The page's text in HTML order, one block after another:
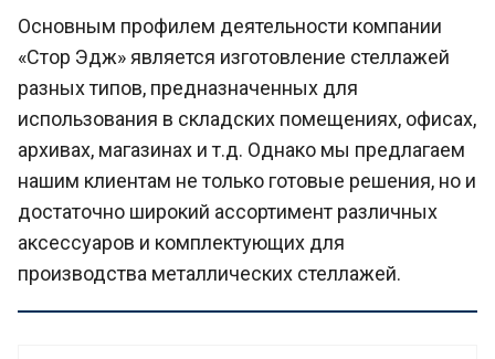
Основным профилем деятельности компании
«Стор Эдж» является изготовление стеллажей
разных типов, предназначенных для
использования в складских помещениях, офисах,
архивах, магазинах и т.д. Однако мы предлагаем
нашим клиентам не только готовые решения, но и
достаточно широкий ассортимент различных
аксессуаров и комплектующих для
производства металлических стеллажей.